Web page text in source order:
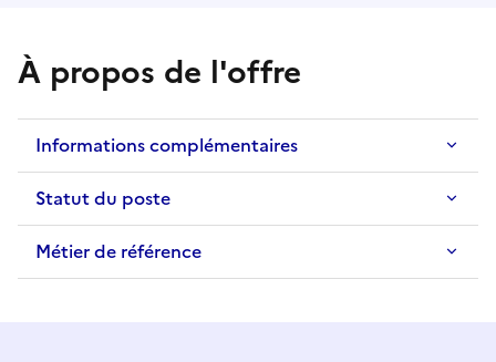
À propos de l'offre
Informations complémentaires
Statut du poste
Métier de référence